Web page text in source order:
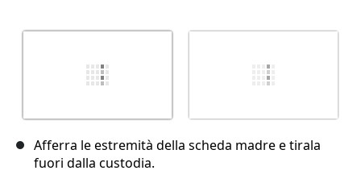
Afferra le estremità della scheda madre e tirala
fuori dalla custodia.